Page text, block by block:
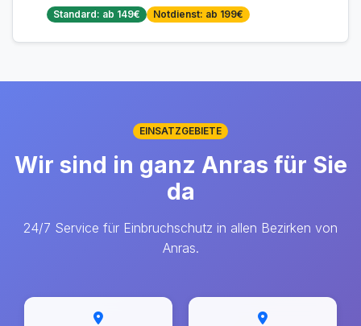
Standard: ab 149€ Notdienst: ab 199€
EINSATZGEBIETE
Wir sind in ganz Anras für Sie
da
24/7 Service für Einbruchschutz in allen Bezirken von
Anras.